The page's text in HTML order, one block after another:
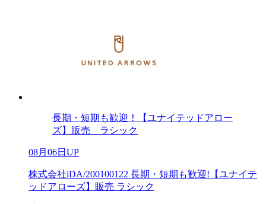
長期・短期も歓迎！【ユナイテッドアロー
ズ】販売 ラシック
08月06日UP
株式会社iDA/200100122 長期・短期も歓迎!【ユナイテ
ッドアローズ】販売 ラシック